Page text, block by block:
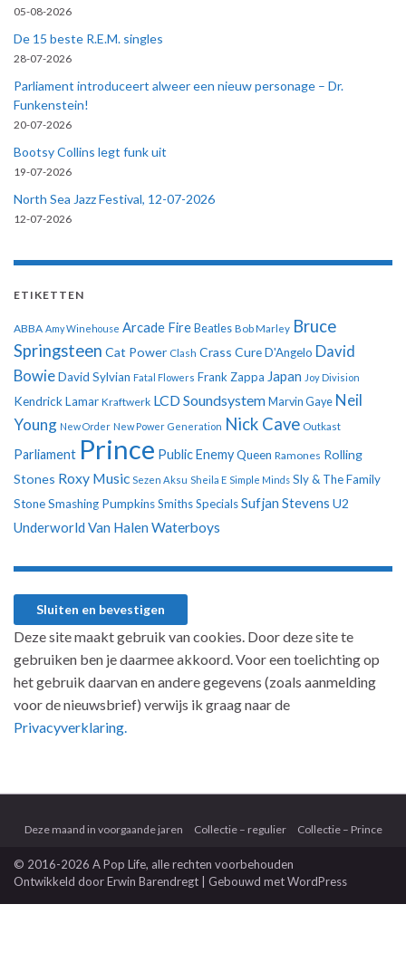
05-08-2026
De 15 beste R.E.M. singles
28-07-2026
Parliament introduceert alweer een nieuw personage – Dr.
Funkenstein!
20-07-2026
Bootsy Collins legt funk uit
19-07-2026
North Sea Jazz Festival, 12-07-2026
12-07-2026
ETIKETTEN
ABBA Amy Winehouse Arcade Fire Beatles Bob Marley Bruce
Springsteen Cat Power Clash Crass CureD'Angelo David
BowieDavid Sylvian Fatal Flowers Frank Zappa Japan Joy Division
Kendrick Lamar Kraftwerk LCD Soundsystem Marvin Gaye Neil
Young New Order New Power Generation Nick Cave Outkast
Parliament Prince Public EnemyQueen Ramones Rolling
Stones Roxy Music Sezen Aksu Sheila E Simple Minds Sly & The Family
StoneSmashing PumpkinsSmithsSpecialsSufjan Stevens U2
Underworld Van Halen Waterboys
Deze site maakt gebruik van cookies. Door deze site te
gebruiken ben je daarmee akkoord. Voor een toelichting op
het gebruik daarvan en andere gegevens (zoals aanmelding
voor de nieuwsbrief) verwijs ik graag naar de
Privacyverklaring.
Deze maand in voorgaande jaren Collectie – regulier Collectie – Prince
© 2016-2026 A Pop Life, alle rechten voorbehouden
Ontwikkeld doorErwin Barendregt | Gebouwd metWordPress